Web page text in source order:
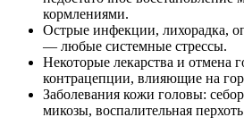
кормлениями.
Острые инфекции, лихорадка,
— любые системные стрессы.
Некоторые лекарства и отмена
контрацепции, влияющие на
Заболевания кожи головы:
микозы, воспалительная